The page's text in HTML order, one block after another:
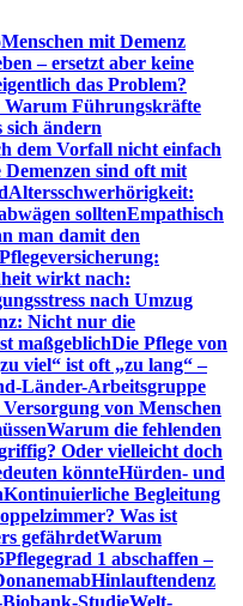
Menschen mit Demenz
– ersetzt aber keine
das Problem?
Warum Führungskräfte
sich ändern
dem Vorfall nicht einfach
sind oft mit
Altersschwerhörigkeit:
solltenEmpathisch
man damit den
Pflegeversicherung:
wirkt nach:
nach Umzug
Nicht nur die
maßgeblichDie Pflege von
viel“ ist oft „zu lang“ –
Länder-Arbeitsgruppe
von Menschen
Warum die fehlenden
Oder vielleicht doch
könnteHürden- und
Kontinuierliche Begleitung
Was ist
gefährdetWarum
Pflegegrad 1 abschaffen –
Hinlauftendenz
Biobank-StudieWelt-